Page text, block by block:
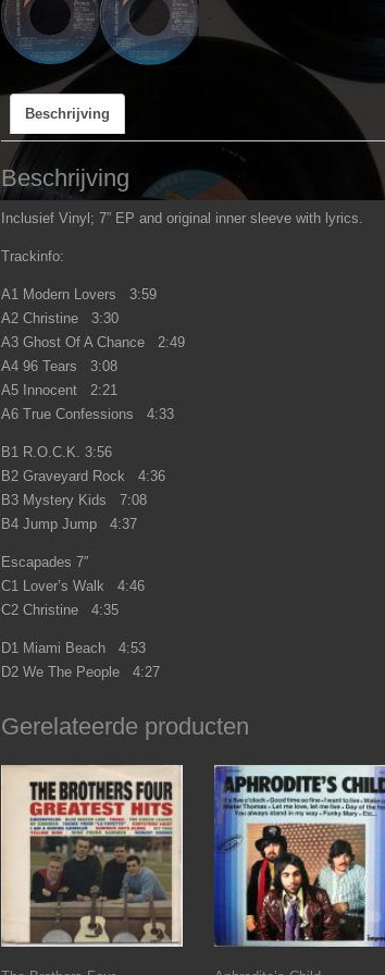
Beschrijving
Beschrijving
Inclusief Vinyl; 7” EP and original inner sleeve with lyrics.
Trackinfo:
A1 Modern Lovers 3:59
A2 Christine 3:30
A3 Ghost Of A Chance 2:49
A4 96 Tears 3:08
A5 Innocent 2:21
A6 True Confessions 4:33
B1 R.O.C.K. 3:56
B2 Graveyard Rock 4:36
B3 Mystery Kids 7:08
B4 Jump Jump 4:37
Escapades 7″
C1 Lover’s Walk 4:46
C2 Christine 4:35
D1 Miami Beach 4:53
D2 We The People 4:27
Gerelateerde producten